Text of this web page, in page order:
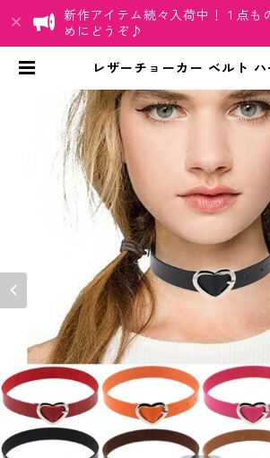
新作アイテム続々入荷中！１点も
めにどうぞ♪
レザーチョーカー ベルト ハ
レスでも◎ | ちゅらネット
ーでーびる」